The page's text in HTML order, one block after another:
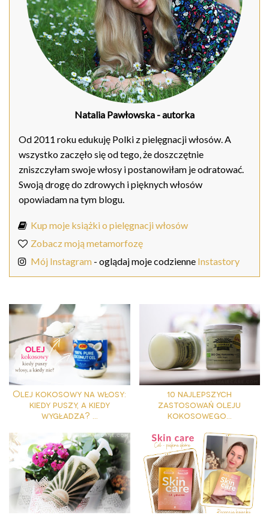
Natalia Pawłowska - autorka
Od 2011 roku edukuję Polki z pielęgnacji włosów. A
wszystko zaczęło się od tego, że doszczętnie
zniszczyłam swoje włosy i postanowiłam je odratować.
Swoją drogę do zdrowych i pięknych włosów
opowiadam na tym blogu.
Kup moje książki o pielęgnacji włosów
Zobacz moją metamorfozę
Mój Instagram - oglądaj moje codzienne Instastory
Olej kokosowy na włosy:
kiedy puszy, a kiedy
wygładza? ...
10 najlepszych
zastosowań oleju
kokosowego...